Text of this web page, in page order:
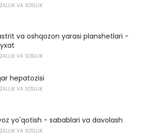
VA SO'GLIK
va oshqozon yarasi planshetlari -
VA SO'GLIK
hepatozisi
VA SO'GLIK
yo'qotish - sabablari va davolash
VA SO'GLIK